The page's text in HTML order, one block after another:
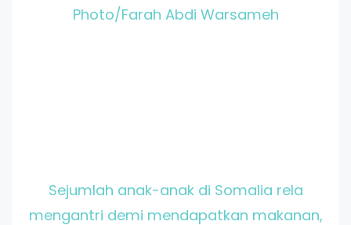
Photo/Farah Abdi Warsameh
Sejumlah anak-anak di Somalia rela
mengantri demi mendapatkan makanan,